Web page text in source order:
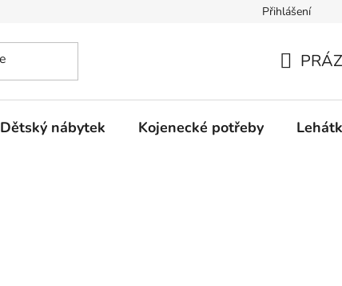
Mimosoudní řešení spotřebitelských sporů.
Přihlášení
KOŠÍK
Dětský nábytek Kojenecké potřeby